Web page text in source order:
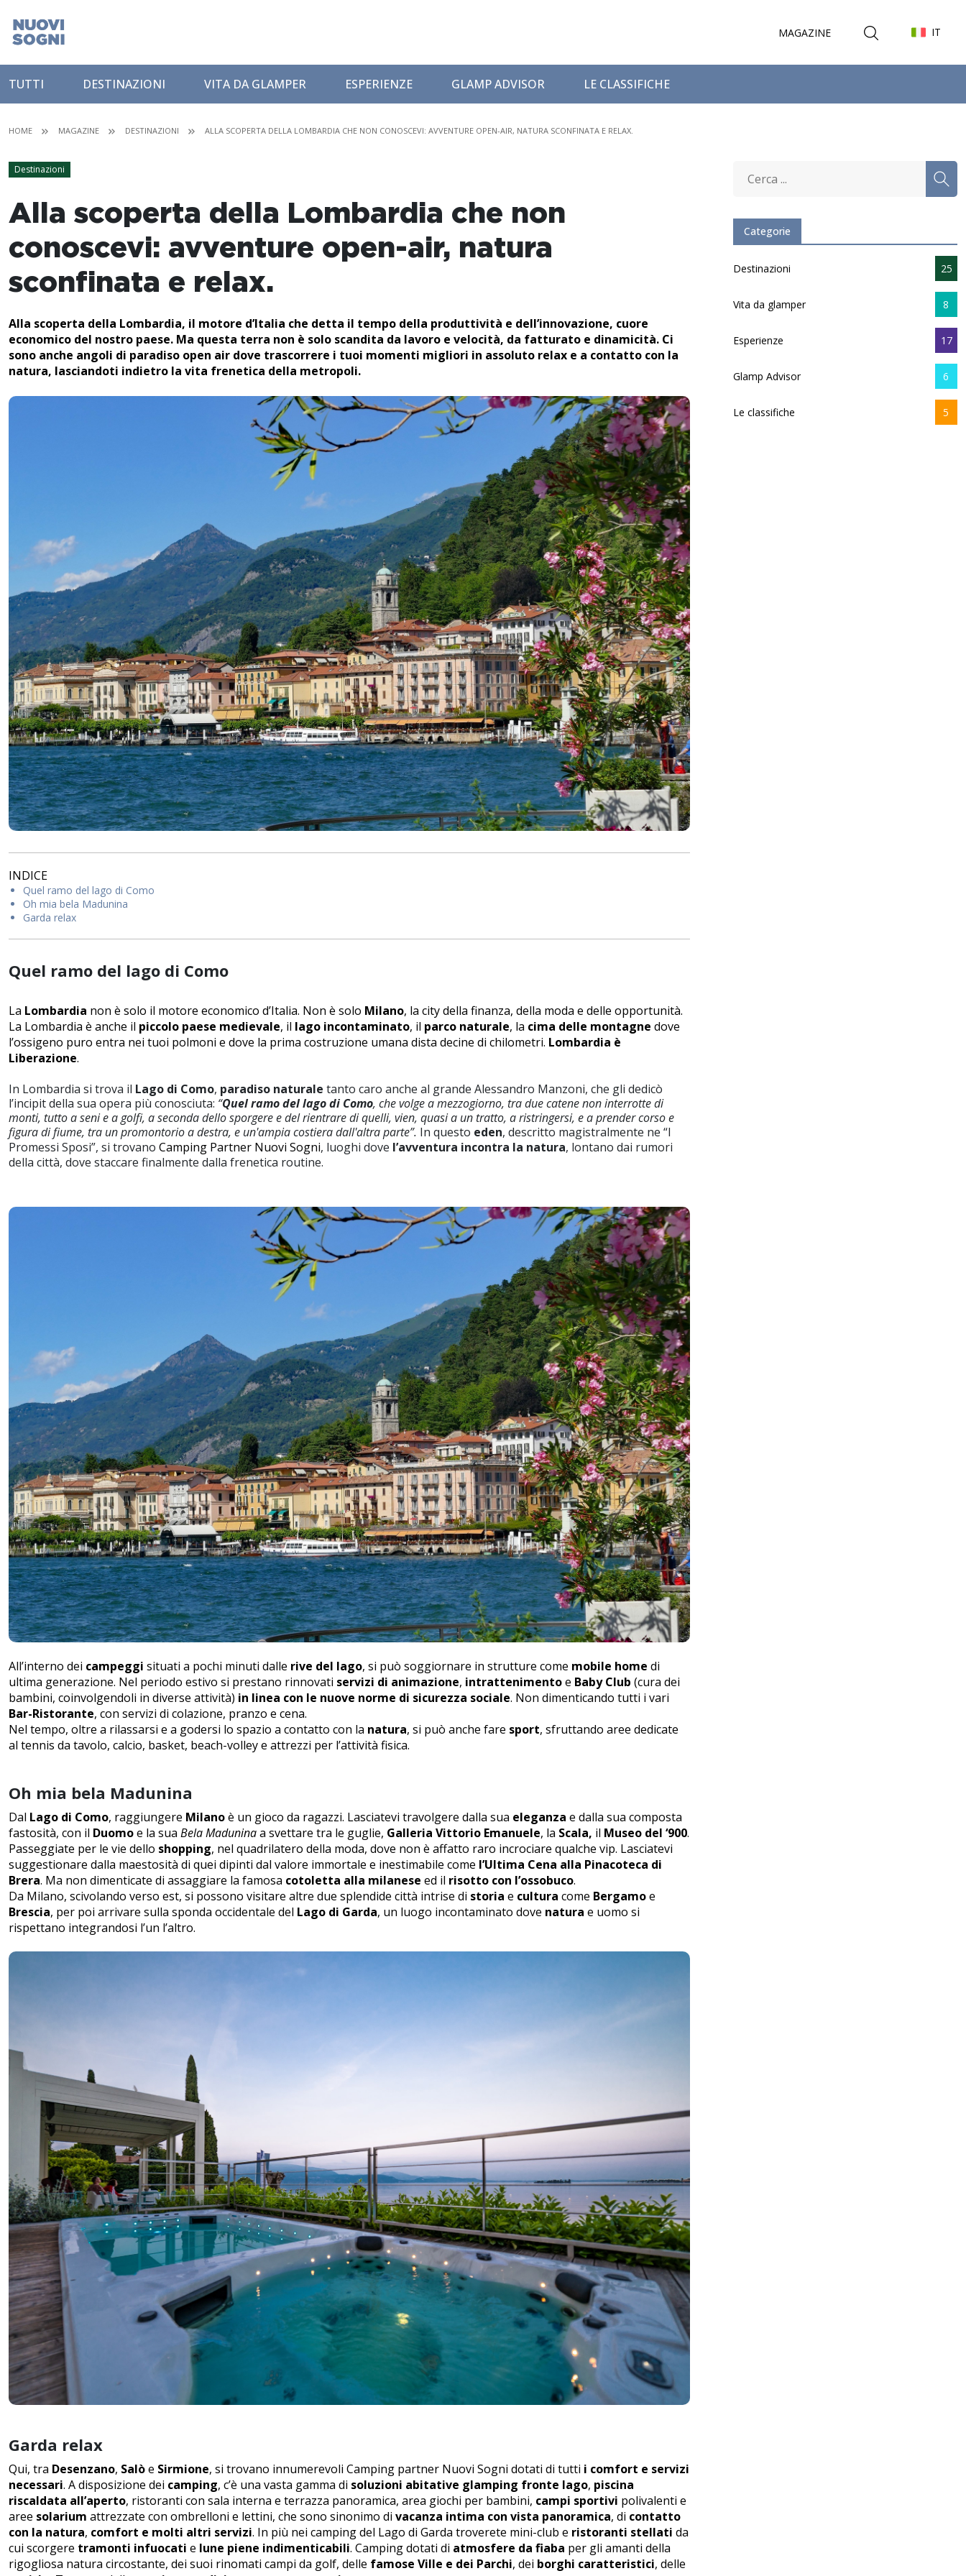
MAGAZINE IT
TUTTI DESTINAZIONI VITA DA GLAMPER ESPERIENZE GLAMP ADVISOR LE CLASSIFICHE
HOME MAGAZINE DESTINAZIONI ALLA SCOPERTA DELLA LOMBARDIA CHE NON CONOSCEVI: AVVENTURE OPEN-AIR, NATURA SCONFINATA E RELAX.
Destinazioni
Alla scoperta della Lombardia che non
conoscevi: avventure open-air, natura
sconfinata e relax.
Alla scoperta della Lombardia, il motore d’Italia che detta il tempo della produttività e dell’innovazione, cuore
economico del nostro paese. Ma questa terra non è solo scandita da lavoro e velocità, da fatturato e dinamicità. Ci
sono anche angoli di paradiso open air dove trascorrere i tuoi momenti migliori in assoluto relax e a contatto con la
natura, lasciandoti indietro la vita frenetica della metropoli.
INDICE
Quel ramo del lago di Como
Oh mia bela Madunina
Garda relax
Quel ramo del lago di Como
La Lombardia non è solo il motore economico d’Italia. Non è solo Milano, la city della finanza, della moda e delle opportunità.
La Lombardia è anche il piccolo paese medievale, il lago incontaminato, il parco naturale, la cima delle montagne dove
l’ossigeno puro entra nei tuoi polmoni e dove la prima costruzione umana dista decine di chilometri. Lombardia è
Liberazione.
In Lombardia si trova il Lago di Como, paradiso naturale tanto caro anche al grande Alessandro Manzoni, che gli dedicò
l’incipit della sua opera più conosciuta: “Quel ramo del lago di Como, che volge a mezzogiorno, tra due catene non interrotte di
monti, tutto a seni e a golfi, a seconda dello sporgere e del rientrare di quelli, vien, quasi a un tratto, a ristringersi, e a prender corso e
figura di fiume, tra un promontorio a destra, e un'ampia costiera dall'altra parte”. In questo eden, descritto magistralmente ne “I
Promessi Sposi”, si trovano Camping Partner Nuovi Sogni, luoghi dove l’avventura incontra la natura, lontano dai rumori
della città, dove staccare finalmente dalla frenetica routine.
All’interno dei campeggi situati a pochi minuti dalle rive del lago, si può soggiornare in strutture come mobile home di
ultima generazione. Nel periodo estivo si prestano rinnovati servizi di animazione, intrattenimentoe Baby Club (cura dei
bambini, coinvolgendoli in diverse attività) in linea con le nuove norme di sicurezza sociale. Non dimenticando tutti i vari
Bar-Ristorante, con servizi di colazione, pranzo e cena.
Nel tempo, oltre a rilassarsi e a godersi lo spazio a contatto con la natura, si può anche fare sport, sfruttando aree dedicate
al tennis da tavolo, calcio, basket, beach-volley e attrezzi per l’attività fisica.
Oh mia bela Madunina
Dal Lago di Como, raggiungere Milanoè un gioco da ragazzi. Lasciatevi travolgere dalla sua eleganza e dalla sua composta
fastosità, con il Duomoe la sua Bela Maduninaa svettare tra le guglie, Galleria Vittorio Emanuele, la Scala, il Museo del ‘900.
Passeggiate per le vie dello shopping, nel quadrilatero della moda, dove non è affatto raro incrociare qualche vip. Lasciatevi
suggestionare dalla maestosità di quei dipinti dal valore immortale e inestimabile come l’Ultima Cena alla Pinacoteca di
Brera. Ma non dimenticate di assaggiare la famosa cotoletta alla milanese ed il risotto con l’ossobuco.
Da Milano, scivolando verso est, si possono visitare altre due splendide città intrise di storia e cultura come Bergamoe
Brescia, per poi arrivare sulla sponda occidentale del Lago di Garda, un luogo incontaminato dove natura e uomo si
rispettano integrandosi l’un l’altro.
Garda relax
Qui, tra Desenzano, Salòe Sirmione, si trovano innumerevoli Camping partner Nuovi Sogni dotati di tutti i comfort e servizi
necessari. A disposizione dei camping, c’è una vasta gamma di soluzioni abitative glamping fronte lago, piscina
riscaldata all’aperto, ristoranti con sala interna e terrazza panoramica, area giochi per bambini, campi sportivi polivalenti e
aree solarium attrezzate con ombrelloni e lettini, che sono sinonimo di vacanza intima con vista panoramica, di contatto
con la natura, comfort e molti altri servizi. In più nei camping del Lago di Garda troverete mini-club e ristoranti stellati da
cui scorgere tramonti infuocati e lune piene indimenticabili. Camping dotati di atmosfere da fiaba per gli amanti della
rigogliosa natura circostante, dei suoi rinomati campi da golf, delle famose Ville e dei Parchi, dei borghi caratteristici, delle
Categorie
Destinazioni 25
Vita da glamper 8
Esperienze 17
Glamp Advisor 6
Le classifiche 5